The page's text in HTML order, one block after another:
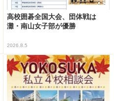
高校囲碁全国大会、団体戦は
灘・南山女子部が優勝
2026.8.5